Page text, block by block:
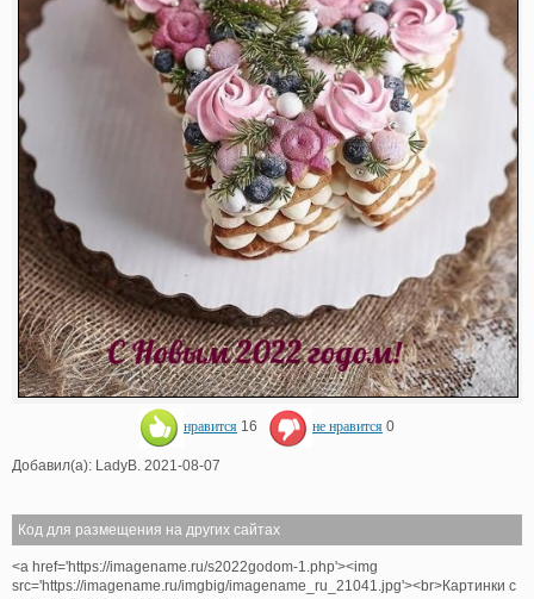
нравится 16 не нравится 0
Добавил(а): LadyB. 2021-08-07
Код для размещения на других сайтах
<a href='https://imagename.ru/s2022godom-1.php'><img
src='https://imagename.ru/imgbig/imagename_ru_21041.jpg'><br>Картинки с